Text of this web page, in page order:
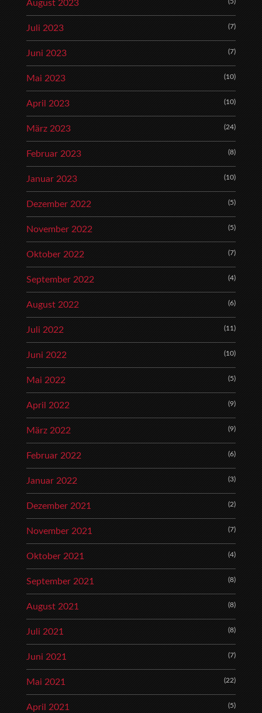
August 2023
Juli 2023 (7)
Juni 2023 (7)
Mai 2023 (10)
April 2023 (10)
März 2023 (24)
Februar 2023 (8)
Januar 2023 (10)
Dezember 2022 (5)
November 2022 (5)
Oktober 2022 (7)
September 2022 (4)
August 2022 (6)
Juli 2022 (11)
Juni 2022 (10)
Mai 2022 (5)
April 2022 (9)
März 2022 (9)
Februar 2022 (6)
Januar 2022 (3)
Dezember 2021 (2)
November 2021 (7)
Oktober 2021 (4)
September 2021 (8)
August 2021 (8)
Juli 2021 (8)
Juni 2021 (7)
Mai 2021 (22)
April 2021 (5)